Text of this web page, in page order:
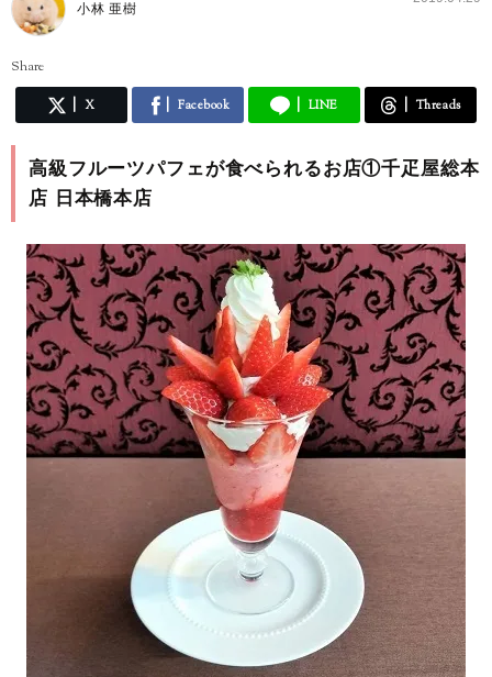
小林 亜樹
Share
X Facebook LINE Threads
高級フルーツパフェが食べられるお店①千疋屋総本
店 日本橋本店